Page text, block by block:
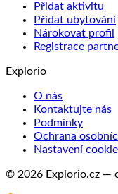
Přidat aktivitu
Přidat ubytování
Nárokovat profil
Registrace
Explorio
O nás
Kontaktujte nás
Podmínky
Ochrana
Nastavení
© 2026 Explorio.cz —